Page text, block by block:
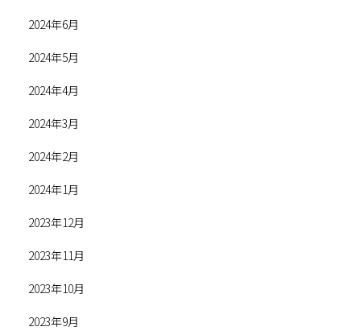
2024年6月
2024年5月
2024年4月
2024年3月
2024年2月
2024年1月
2023年12月
2023年11月
2023年10月
2023年9月